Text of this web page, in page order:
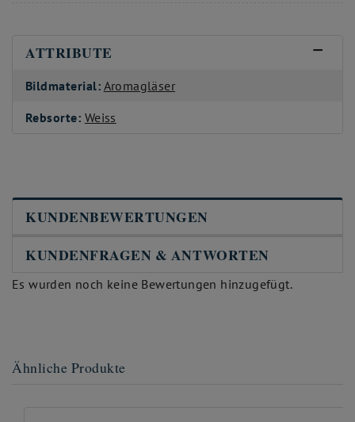
ATTRIBUTE
Bildmaterial: Aromagläser
Rebsorte: Weiss
KUNDENBEWERTUNGEN
KUNDENFRAGEN & ANTWORTEN
Es wurden noch keine Bewertungen hinzugefügt.
Ähnliche Produkte